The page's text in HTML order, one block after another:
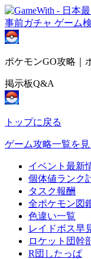
事前ガチャ ゲーム
ポケモンGO攻略｜
掲示板Q&A
トップに戻る
ゲーム攻略一覧を見
イベント最新
個体値ランク
タスク報酬
全ポケモン図
色違い一覧
レイドボス早
ロケット団幹
R団したっぱ